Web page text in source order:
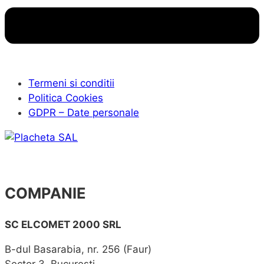
Termeni si conditii
Politica Cookies
GDPR – Date personale
COMPANIE
SC ELCOMET 2000 SRL
B-dul Basarabia, nr. 256 (Faur)